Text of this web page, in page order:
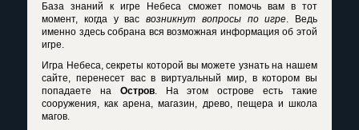
База знаний к игре Небеса сможет помочь вам в тот
момент, когда у вас возникнут вопросы по игре. Ведь
именно здесь собрана вся возможная информация об этой
игре.
Игра Небеса, секреты которой вы можете узнать на нашем
сайте, перенесет вас в виртуальный мир, в котором вы
попадаете на Остров. На этом острове есть такие
сооружения, как арена, магазин, древо, пещера и школа
магов.